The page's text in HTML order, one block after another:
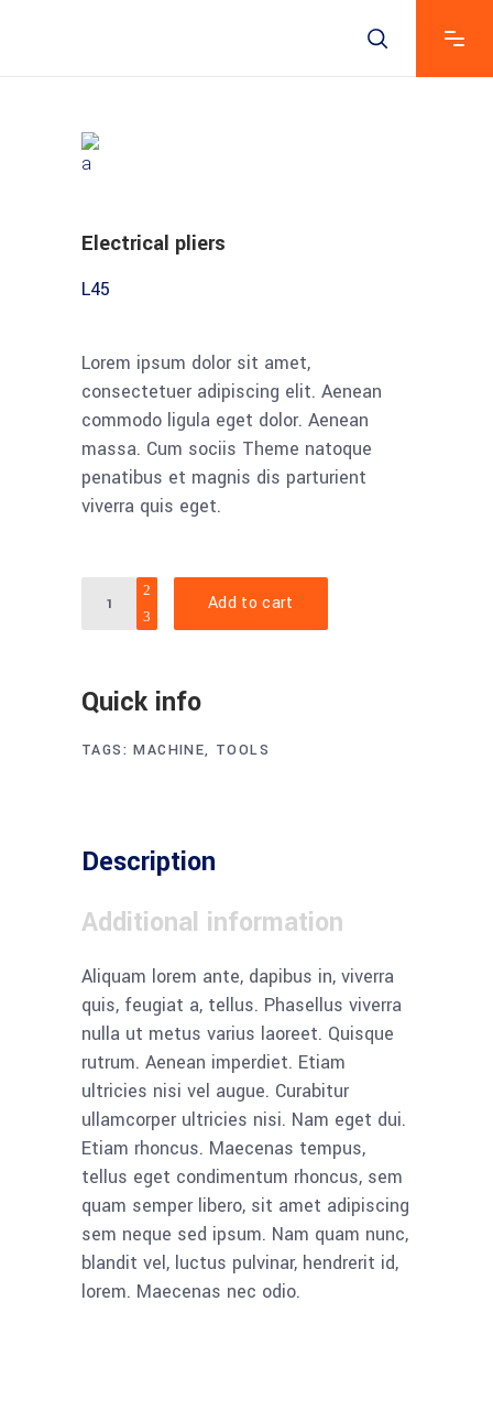
Electrical pliers
L45
Lorem ipsum dolor sit amet,
consectetuer adipiscing elit. Aenean
commodo ligula eget dolor. Aenean
massa. Cum sociis Theme natoque
penatibus et magnis dis parturient
viverra quis eget.
Electrical
Add to cart
Quick info
TAGS:MACHINE, TOOLS
Description
Additional information
Aliquam lorem ante, dapibus in, viverra
quis, feugiat a, tellus. Phasellus viverra
nulla ut metus varius laoreet. Quisque
rutrum. Aenean imperdiet. Etiam
ultricies nisi vel augue. Curabitur
ullamcorper ultricies nisi. Nam eget dui.
Etiam rhoncus. Maecenas tempus,
tellus eget condimentum rhoncus, sem
quam semper libero, sit amet adipiscing
sem neque sed ipsum. Nam quam nunc,
blandit vel, luctus pulvinar, hendrerit id,
lorem. Maecenas nec odio.